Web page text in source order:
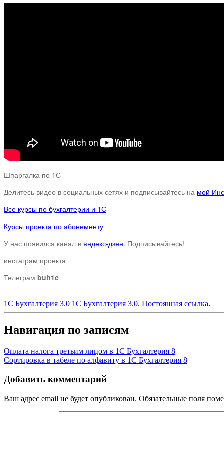
Шпаргалка по 1С
Делитесь видео в социальных сетях и подписывайтесь на мой
Все курсы по бухгалтерии и 1С
Курсы проекта по абонементу
У нас появился канал в яндекс-дзен. Подписывайтесь!
инстаграм проекта
Телеграм buh1c
1С Бухгалтерия 3.0 1С Бухгалтерия 3.0. Постоянная ссылка.
Навигация по записям
Оплата налога третьим лицом в 1С Бухгалтерия 8
Сортировка в табеле по алфавиту в 1С Бухгалтерия 8
Добавить комментарий
Ваш адрес email не будет опубликован. Обязательные поля